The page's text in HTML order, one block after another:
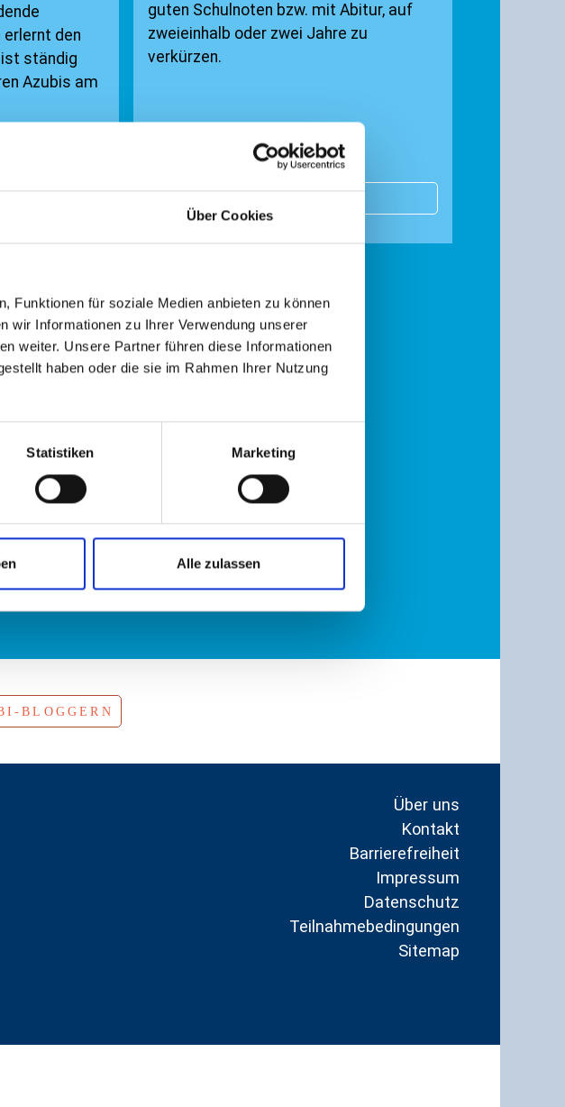
Über Cookies
Funktionen für soziale Medien anbieten zu können
wir Informationen zu Ihrer Verwendung unserer
weiter. Unsere Partner führen diese Informationen
haben oder die sie im Rahmen Ihrer Nutzung
Statistiken Marketing
Alle zulassen
den
ist ständig
Azubis am
guten Schulnoten bzw. mit Abitur, auf
zweieinhalb oder zwei Jahre zu
verkürzen.
BLOGGERN
Über uns
Kontakt
Barrierefreiheit
Impressum
Datenschutz
Teilnahmebedingungen
Sitemap